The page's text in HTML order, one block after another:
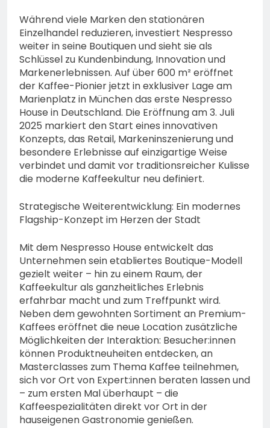
Während viele Marken den stationären
Einzelhandel reduzieren, investiert Nespresso
weiter in seine Boutiquen und sieht sie als
Schlüssel zu Kundenbindung, Innovation und
Markenerlebnissen. Auf über 600 m² eröffnet
der Kaffee-Pionier jetzt in exklusiver Lage am
Marienplatz in München das erste Nespresso
House in Deutschland. Die Eröffnung am 3. Juli
2025 markiert den Start eines innovativen
Konzepts, das Retail, Markeninszenierung und
besondere Erlebnisse auf einzigartige Weise
verbindet und damit vor traditionsreicher Kulisse
die moderne Kaffeekultur neu definiert.
Strategische Weiterentwicklung: Ein modernes
Flagship-Konzept im Herzen der Stadt
Mit dem Nespresso House entwickelt das
Unternehmen sein etabliertes Boutique-Modell
gezielt weiter – hin zu einem Raum, der
Kaffeekultur als ganzheitliches Erlebnis
erfahrbar macht und zum Treffpunkt wird.
Neben dem gewohnten Sortiment an Premium-
Kaffees eröffnet die neue Location zusätzliche
Möglichkeiten der Interaktion: Besucher:innen
können Produktneuheiten entdecken, an
Masterclasses zum Thema Kaffee teilnehmen,
sich vor Ort von Expert:innen beraten lassen und
– zum ersten Mal überhaupt – die
Kaffeespezialitäten direkt vor Ort in der
hauseigenen Gastronomie genießen.